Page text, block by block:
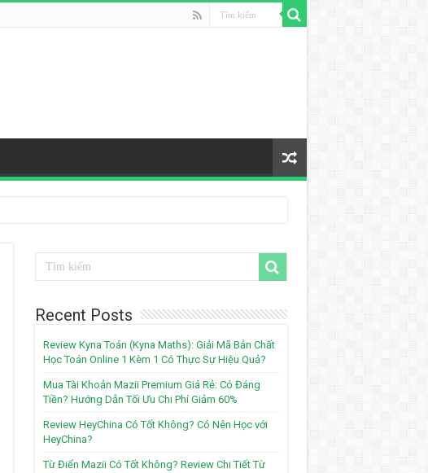
Recent Posts
Review Kyna Toán (Kyna Maths): Giải Mã Bản Chất
Học Toán Online 1 Kèm 1 Có Thực Sự Hiệu Quả?
Mua Tài Khoản Mazii Premium Giá Rẻ: Có Đáng
Tiền? Hướng Dẫn Tối Ưu Chi Phí Giảm 60%
Review HeyChina Có Tốt Không? Có Nên Học với
HeyChina?
Từ Điển Mazii Có Tốt Không? Review Chi Tiết Từ